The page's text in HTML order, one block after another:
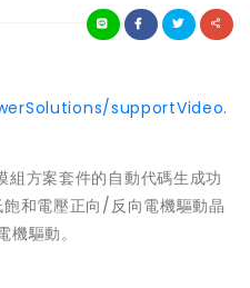
supportVideo.
方案套件的自動代碼生成功
和電壓正向/反向電機驅動晶
驅動。